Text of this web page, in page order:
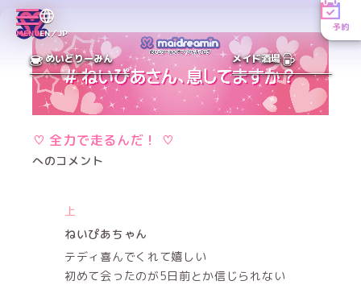
MENUEN／JP
予約
めいどりーみん メイド酒場
♡‪ 全力で走るんだ！ ♡‪
へのコメント
上
ねいぴあちゃん
テディ喜んでくれて嬉しい
初めて会ったのが5日前とか信じられない